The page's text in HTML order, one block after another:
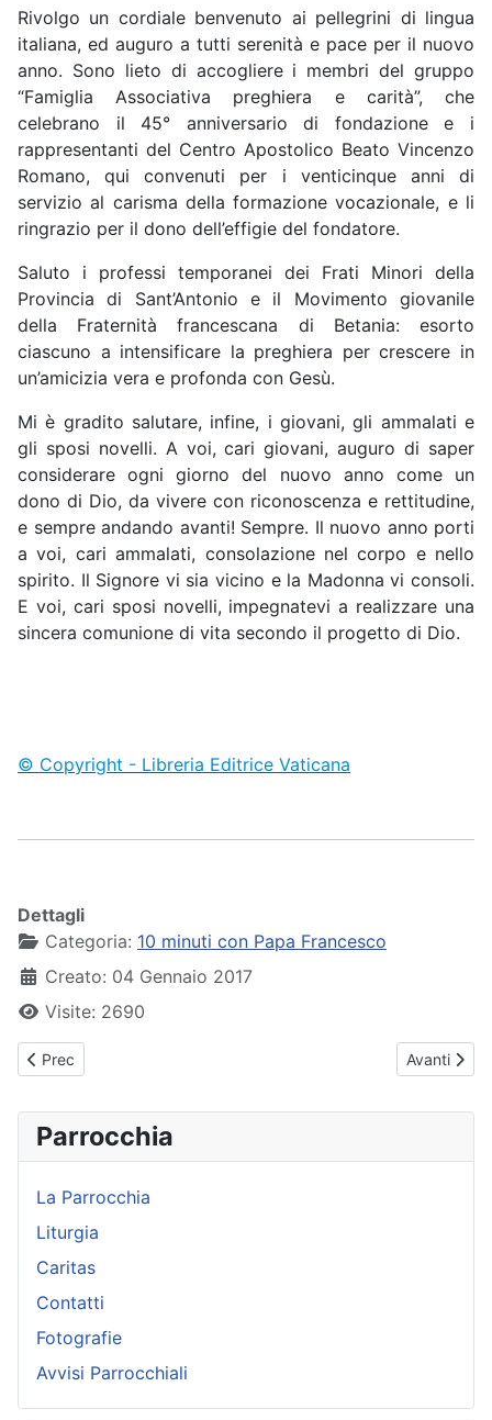
Rivolgo un cordiale benvenuto ai pellegrini di lingua
italiana, ed auguro a tutti serenità e pace per il nuovo
anno. Sono lieto di accogliere i membri del gruppo
“Famiglia Associativa preghiera e carità”, che
celebrano il 45° anniversario di fondazione e i
rappresentanti del Centro Apostolico Beato Vincenzo
Romano, qui convenuti per i venticinque anni di
servizio al carisma della formazione vocazionale, e li
ringrazio per il dono dell’effigie del fondatore.
Saluto i professi temporanei dei Frati Minori della
Provincia di Sant’Antonio e il Movimento giovanile
della Fraternità francescana di Betania: esorto
ciascuno a intensificare la preghiera per crescere in
un’amicizia vera e profonda con Gesù.
Mi è gradito salutare, infine, i giovani, gli ammalati e
gli sposi novelli. A voi, cari giovani, auguro di saper
considerare ogni giorno del nuovo anno come un
dono di Dio, da vivere con riconoscenza e rettitudine,
e sempre andando avanti! Sempre. Il nuovo anno porti
a voi, cari ammalati, consolazione nel corpo e nello
spirito. Il Signore vi sia vicino e la Madonna vi consoli.
E voi, cari sposi novelli, impegnatevi a realizzare una
sincera comunione di vita secondo il progetto di Dio.
© Copyright - Libreria Editrice Vaticana
Dettagli
Categoria: 10 minuti con Papa Francesco
Creato: 04 Gennaio 2017
Visite: 2690
Articolo precedente: Papa Francesco - Udienza Generale - 03-
Prec Articolo
Avanti
Parrocchia
La Parrocchia
Liturgia
Caritas
Contatti
Fotografie
Avvisi Parrocchiali